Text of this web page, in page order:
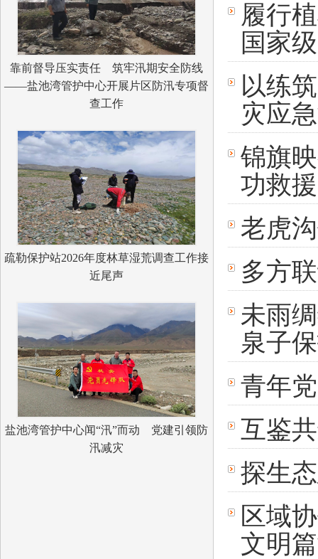
靠前督导压实责任 筑牢汛期安全防线
——盐池湾管护中心开展片区防汛专项督
查工作
疏勒保护站2026年度林草湿荒调查工作接
近尾声
盐池湾管护中心闻“汛”而动 党建引领防
汛减灾
履行
国家
以练
灾应
锦旗
功救
老虎
多方
未雨
泉子
青年
互鉴
探生
区域
文明